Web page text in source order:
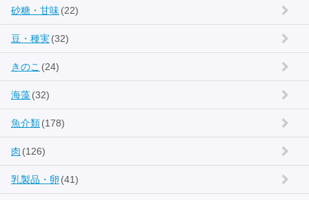
砂糖・甘味(22)
豆・種実(32)
きのこ (24)
海藻(32)
魚介類(178)
肉 (126)
乳製品・卵 (41)